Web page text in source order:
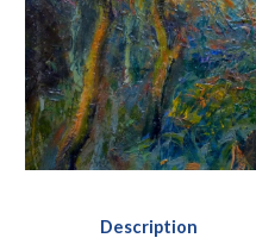
Description